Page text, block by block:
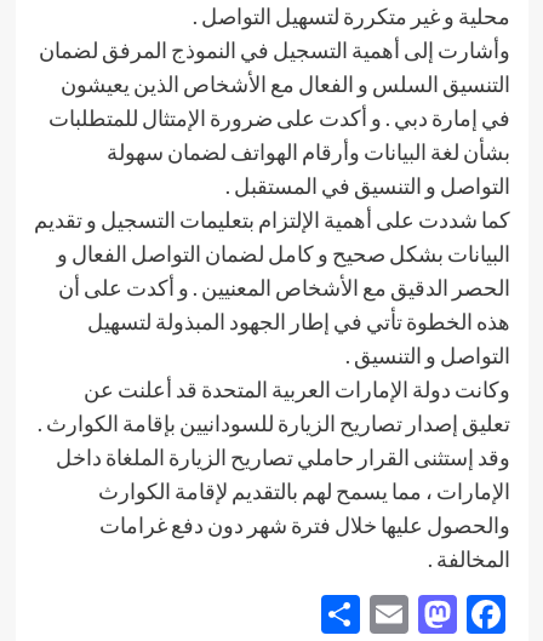
محلية و غير متكررة لتسهيل التواصل .
وأشارت إلى أهمية التسجيل في النموذج المرفق لضمان
التنسيق السلس و الفعال مع الأشخاص الذين يعيشون
في إمارة دبي . و أكدت على ضرورة الإمتثال للمتطلبات
بشأن لغة البيانات وأرقام الهواتف لضمان سهولة
التواصل و التنسيق في المستقبل .
كما شددت على أهمية الإلتزام بتعليمات التسجيل و تقديم
البيانات بشكل صحيح و كامل لضمان التواصل الفعال و
الحصر الدقيق مع الأشخاص المعنيين . و أكدت على أن
هذه الخطوة تأتي في إطار الجهود المبذولة لتسهيل
التواصل و التنسيق .
وكانت دولة الإمارات العربية المتحدة قد أعلنت عن
تعليق إصدار تصاريح الزيارة للسودانيين بإقامة الكوارث .
وقد إستثنى القرار حاملي تصاريح الزيارة الملغاة داخل
الإمارات ، مما يسمح لهم بالتقديم لإقامة الكوارث
والحصول عليها خلال فترة شهر دون دفع غرامات
المخالفة .
Facebook
Mastodon
Email